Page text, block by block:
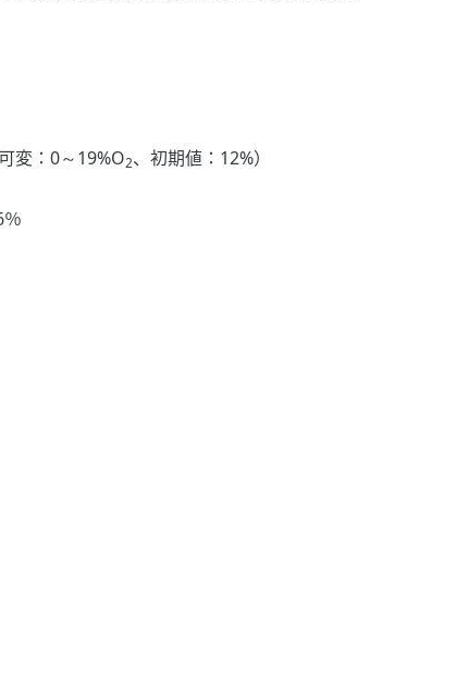
変：0～19%O2、初期値：12%）